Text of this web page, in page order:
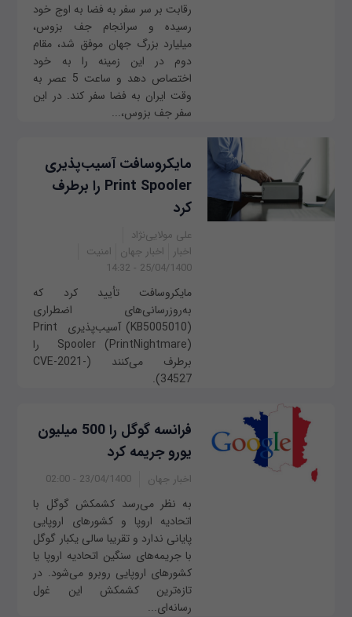
رقابت بر سر سفر به فضا به اوج خود
رسیده و سرانجام جف بزوس،
میلیارد بزرگ جهان موفق شد، مقام
دوم در این زمینه را به خود
اختصاص دهد و ساعت 5 عصر به
وقت ایران به فضا سفر کند. در این
سفر جف بزوس،...
مایکروسافت آسیب‌پذیری
Print Spooler را برطرف
کرد
علی مولایی‌نژاد
اخبار
اخبار جهان
امنیت
25/04/1400 - 14:32
مایکروسافت تأیید کرد که
به‌روزرسانی‌های اضطراری
(KB5005010) آسیب‌پذیری Print
Spooler (PrintNightmare) را
برطرف می‌کنند (CVE-2021-
34527).
فرانسه گوگل را 500 میلیون
یورو جریمه کرد
اخبار جهان 23/04/1400 - 02:00
به نظر می‌رسد کشمکش گوگل با
اتحادیه اروپا و کشورهای اروپایی
پایانی ندارد و تقریبا سالی یکبار گوگل
با جریمه‌های سنگین اتحادیه اروپا یا
کشورهای اروپایی روبرو می‌شود. در
تازه‌ترین کشمکش این غول
رسانه‌ای...